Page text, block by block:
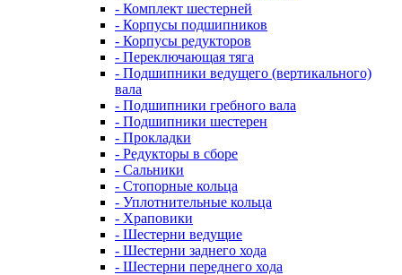
- Комплект шестерней
- Корпусы подшипников
- Корпусы редукторов
- Переключающая тяга
- Подшипники ведущего (вертикального)
вала
- Подшипники гребного вала
- Подшипники шестерен
- Прокладки
- Редукторы в сборе
- Сальники
- Стопорные кольца
- Уплотнительные кольца
- Храповики
- Шестерни ведущие
- Шестерни заднего хода
- Шестерни переднего хода